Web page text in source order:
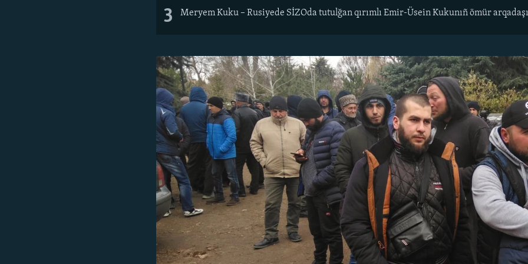
3 Meryem Kuku – Rusiyede SİZOda tutulğan qırımlı Emir-Üsein Kukunıñ ömür